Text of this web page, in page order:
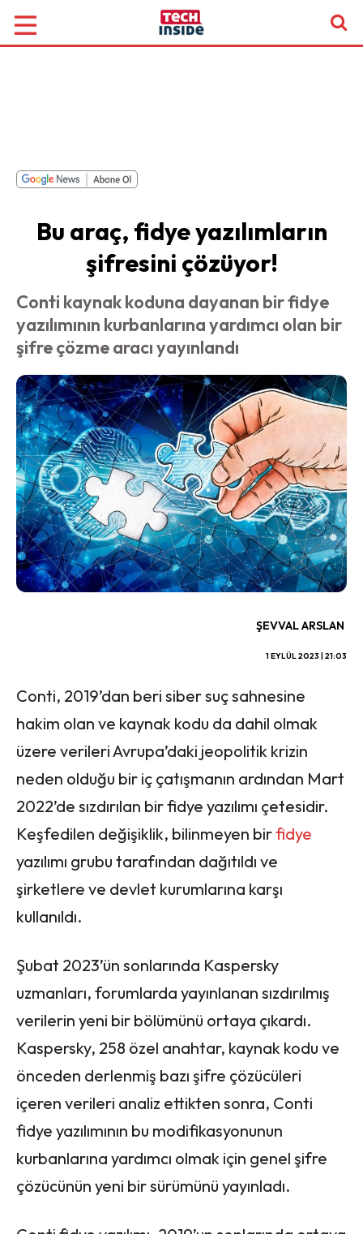
Bu araç, fidye yazılımların
şifresini çözüyor!
Conti kaynak koduna dayanan bir fidye
yazılımının kurbanlarına yardımcı olan bir
şifre çözme aracı yayınlandı
ŞEVVAL ARSLAN
1 EYLÜL 2023 | 21:03
Conti, 2019’dan beri siber suç sahnesine
hakim olan ve kaynak kodu da dahil olmak
üzere verileri Avrupa’daki jeopolitik krizin
neden olduğu bir iç çatışmanın ardından Mart
2022’de sızdırılan bir fidye yazılımı çetesidir.
Keşfedilen değişiklik, bilinmeyen birfidye
yazılımı grubu tarafından dağıtıldı ve
şirketlere ve devlet kurumlarına karşı
kullanıldı.
Şubat 2023’ün sonlarında Kaspersky
uzmanları, forumlarda yayınlanan sızdırılmış
verilerin yeni bir bölümünü ortaya çıkardı.
Kaspersky, 258 özel anahtar, kaynak kodu ve
önceden derlenmiş bazı şifre çözücüleri
içeren verileri analiz ettikten sonra, Conti
fidye yazılımının bu modifikasyonunun
kurbanlarına yardımcı olmak için genel şifre
çözücünün yeni bir sürümünü yayınladı.